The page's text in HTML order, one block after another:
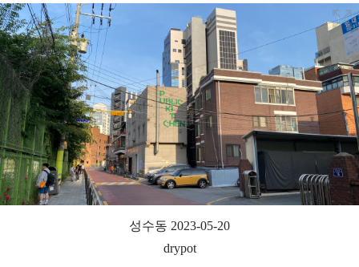
성수동 2023-05-20
drypot